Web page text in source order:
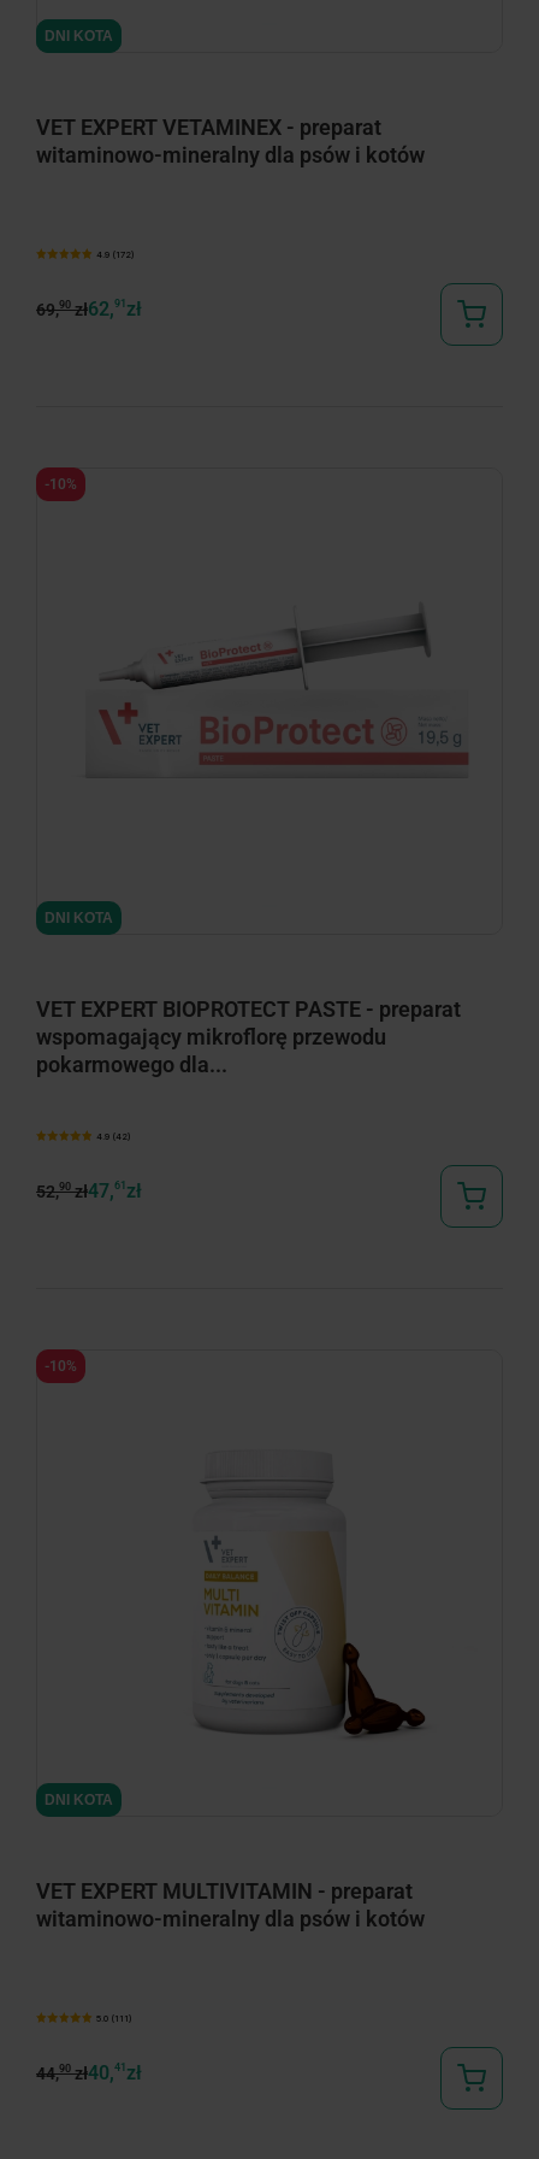
DNI KOTA
DNI KOTA
VET EXPERT VETAMINEX - preparat
witaminowo-mineralny dla psów i kotów
4.9 (172)
69,90zł62,91 zł
DNI KOTA
VET EXPERT BIOPROTECT PASTE - preparat
wspomagający mikroflorę przewodu
pokarmowego dla...
4.9 (42)
52,90zł47,61 zł
-10%
DNI KOTA
VET EXPERT MULTIVITAMIN - preparat
witaminowo-mineralny dla psów i kotów
5.0 (111)
44,90zł40,41 zł
-10%